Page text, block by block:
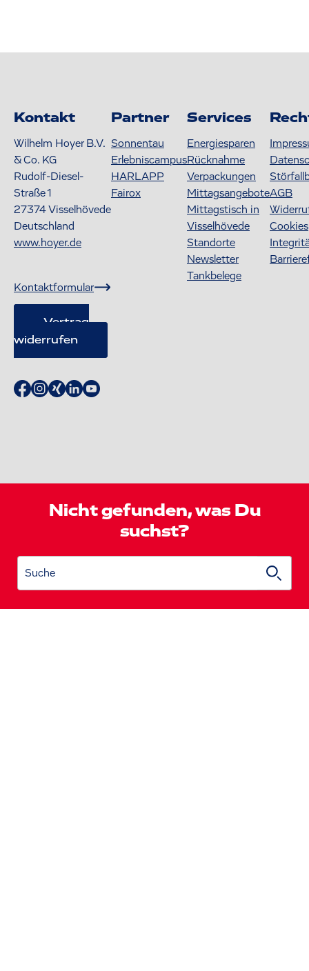
Kontakt
Wilhelm Hoyer B.V.
& Co. KG
Rudolf-Diesel-
Straße 1
27374Visselhövede
Deutschland
www.hoyer.de
Kontaktformular
Vertrag
widerrufen
Partner
Sonnentau
Erlebniscampus
HARLAPP
Fairox
Services
Energiesparen
Rücknahme
Verpackungen
Mittagsangebote
Mittagstisch in
Visselhövede
Standorte
Newsletter
Tankbelege
AGB
Cookies
Nicht gefunden, was Du
suchst?
Suche